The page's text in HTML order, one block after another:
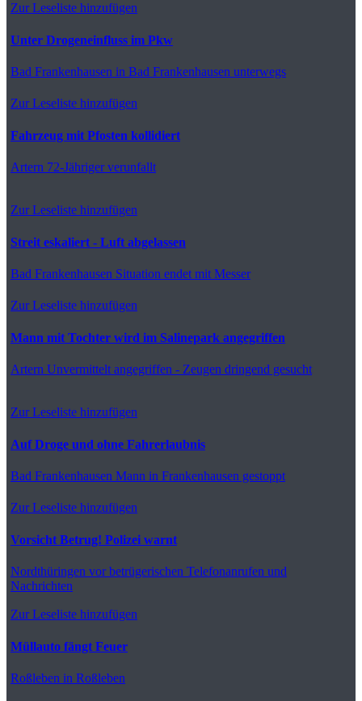
Zur Leseliste hinzufügen
Unter Drogeneinfluss im Pkw
Bad Frankenhausen in Bad Frankenhausen unterwegs
Zur Leseliste hinzufügen
Fahrzeug mit Pfosten kollidiert
Artern 72-Jähriger verunfallt
Zur Leseliste hinzufügen
Streit eskaliert - Luft abgelassen
Bad Frankenhausen Situation endet mit Messer
Zur Leseliste hinzufügen
Mann mit Tochter wird im Salinepark angegriffen
Artern Unvermittelt angegriffen - Zeugen dringend gesucht
Zur Leseliste hinzufügen
Auf Droge und ohne Fahrerlaubnis
Bad Frankenhausen Mann in Frankenhausen gestoppt
Zur Leseliste hinzufügen
Vorsicht Betrug! Polizei warnt
Nordthüringen vor betrügerischen Telefonanrufen und
Nachrichten
Zur Leseliste hinzufügen
Müllauto fängt Feuer
Roßleben in Roßleben